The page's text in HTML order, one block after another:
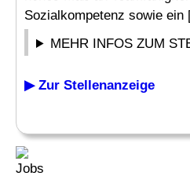
Sozialkompetenz sowie ein
MEHR INFOS ZUM
▶ Zur Stellenanzeige